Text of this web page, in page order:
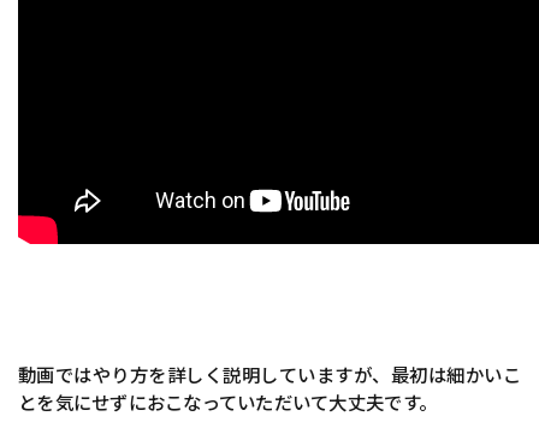
動画ではやり方を詳しく説明していますが、最初は細かいこ
とを気にせずにおこなっていただいて大丈夫です。